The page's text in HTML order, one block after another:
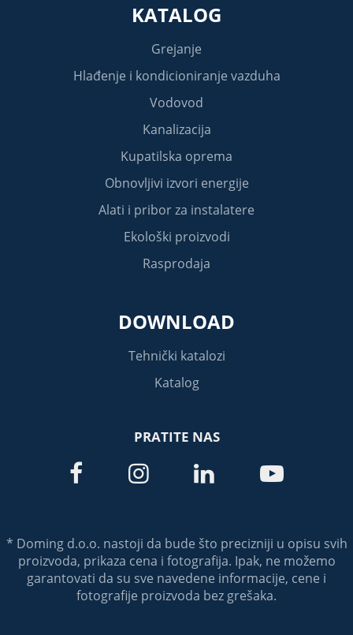
KATALOG
Grejanje
Hlađenje i kondicioniranje vazduha
Vodovod
Kanalizacija
Kupatilska oprema
Obnovljivi izvori energije
Alati i pribor za instalatere
Ekološki proizvodi
Rasprodaja
DOWNLOAD
Tehnički katalozi
Katalog
PRATITE NAS
   
* Doming d.o.o. nastoji da bude što precizniji u opisu svih
proizvoda, prikaza cena i fotografija. Ipak, ne možemo
garantovati da su sve navedene informacije, cene i
fotografije proizvoda bez grešaka.